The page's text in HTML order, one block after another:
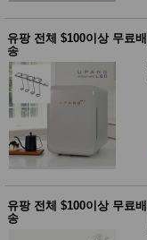
품
전
자
주방가
계절/생
활가전
건강가
전
주
방
명품식
기브랜
드
보관용
기
조리용
유팡 전체 $100이상 무료배
송
유팡 전체 $100이상 무료배
송